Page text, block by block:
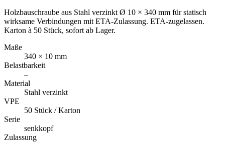
Holzbauschraube aus Stahl verzinkt Ø 10 × 340 mm für statisch
wirksame Verbindungen mit ETA-Zulassung. ETA-zugelassen.
Karton à 50 Stück, sofort ab Lager.
Maße
340 × 10 mm
Belastbarkeit
–
Material
Stahl verzinkt
VPE
50 Stück / Karton
Serie
senkkopf
Zulassung